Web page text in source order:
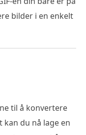
bilder i en enkelt
til å konvertere
kan du nå lage en